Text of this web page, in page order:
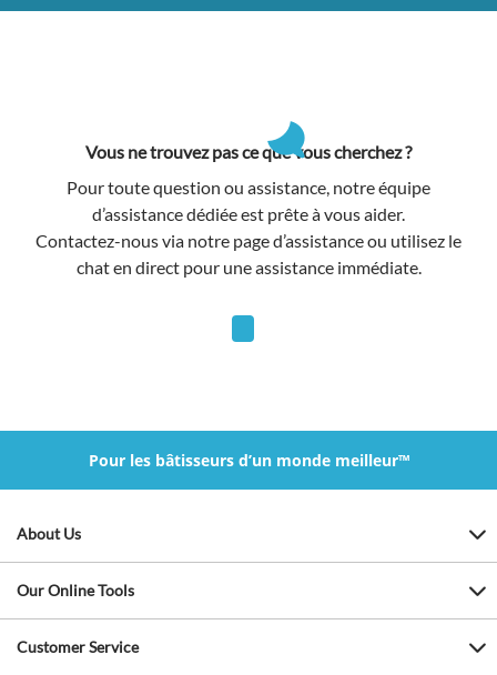
Vous ne trouvez pas ce que vous cherchez ?
Pour toute question ou assistance, notre équipe
d’assistance dédiée est prête à vous aider.
Contactez-nous via notre page d’assistance ou utilisez le
chat en direct pour une assistance immédiate.
Pour les bâtisseurs d’un monde meilleur™
About Us
Our Online Tools
Customer Service